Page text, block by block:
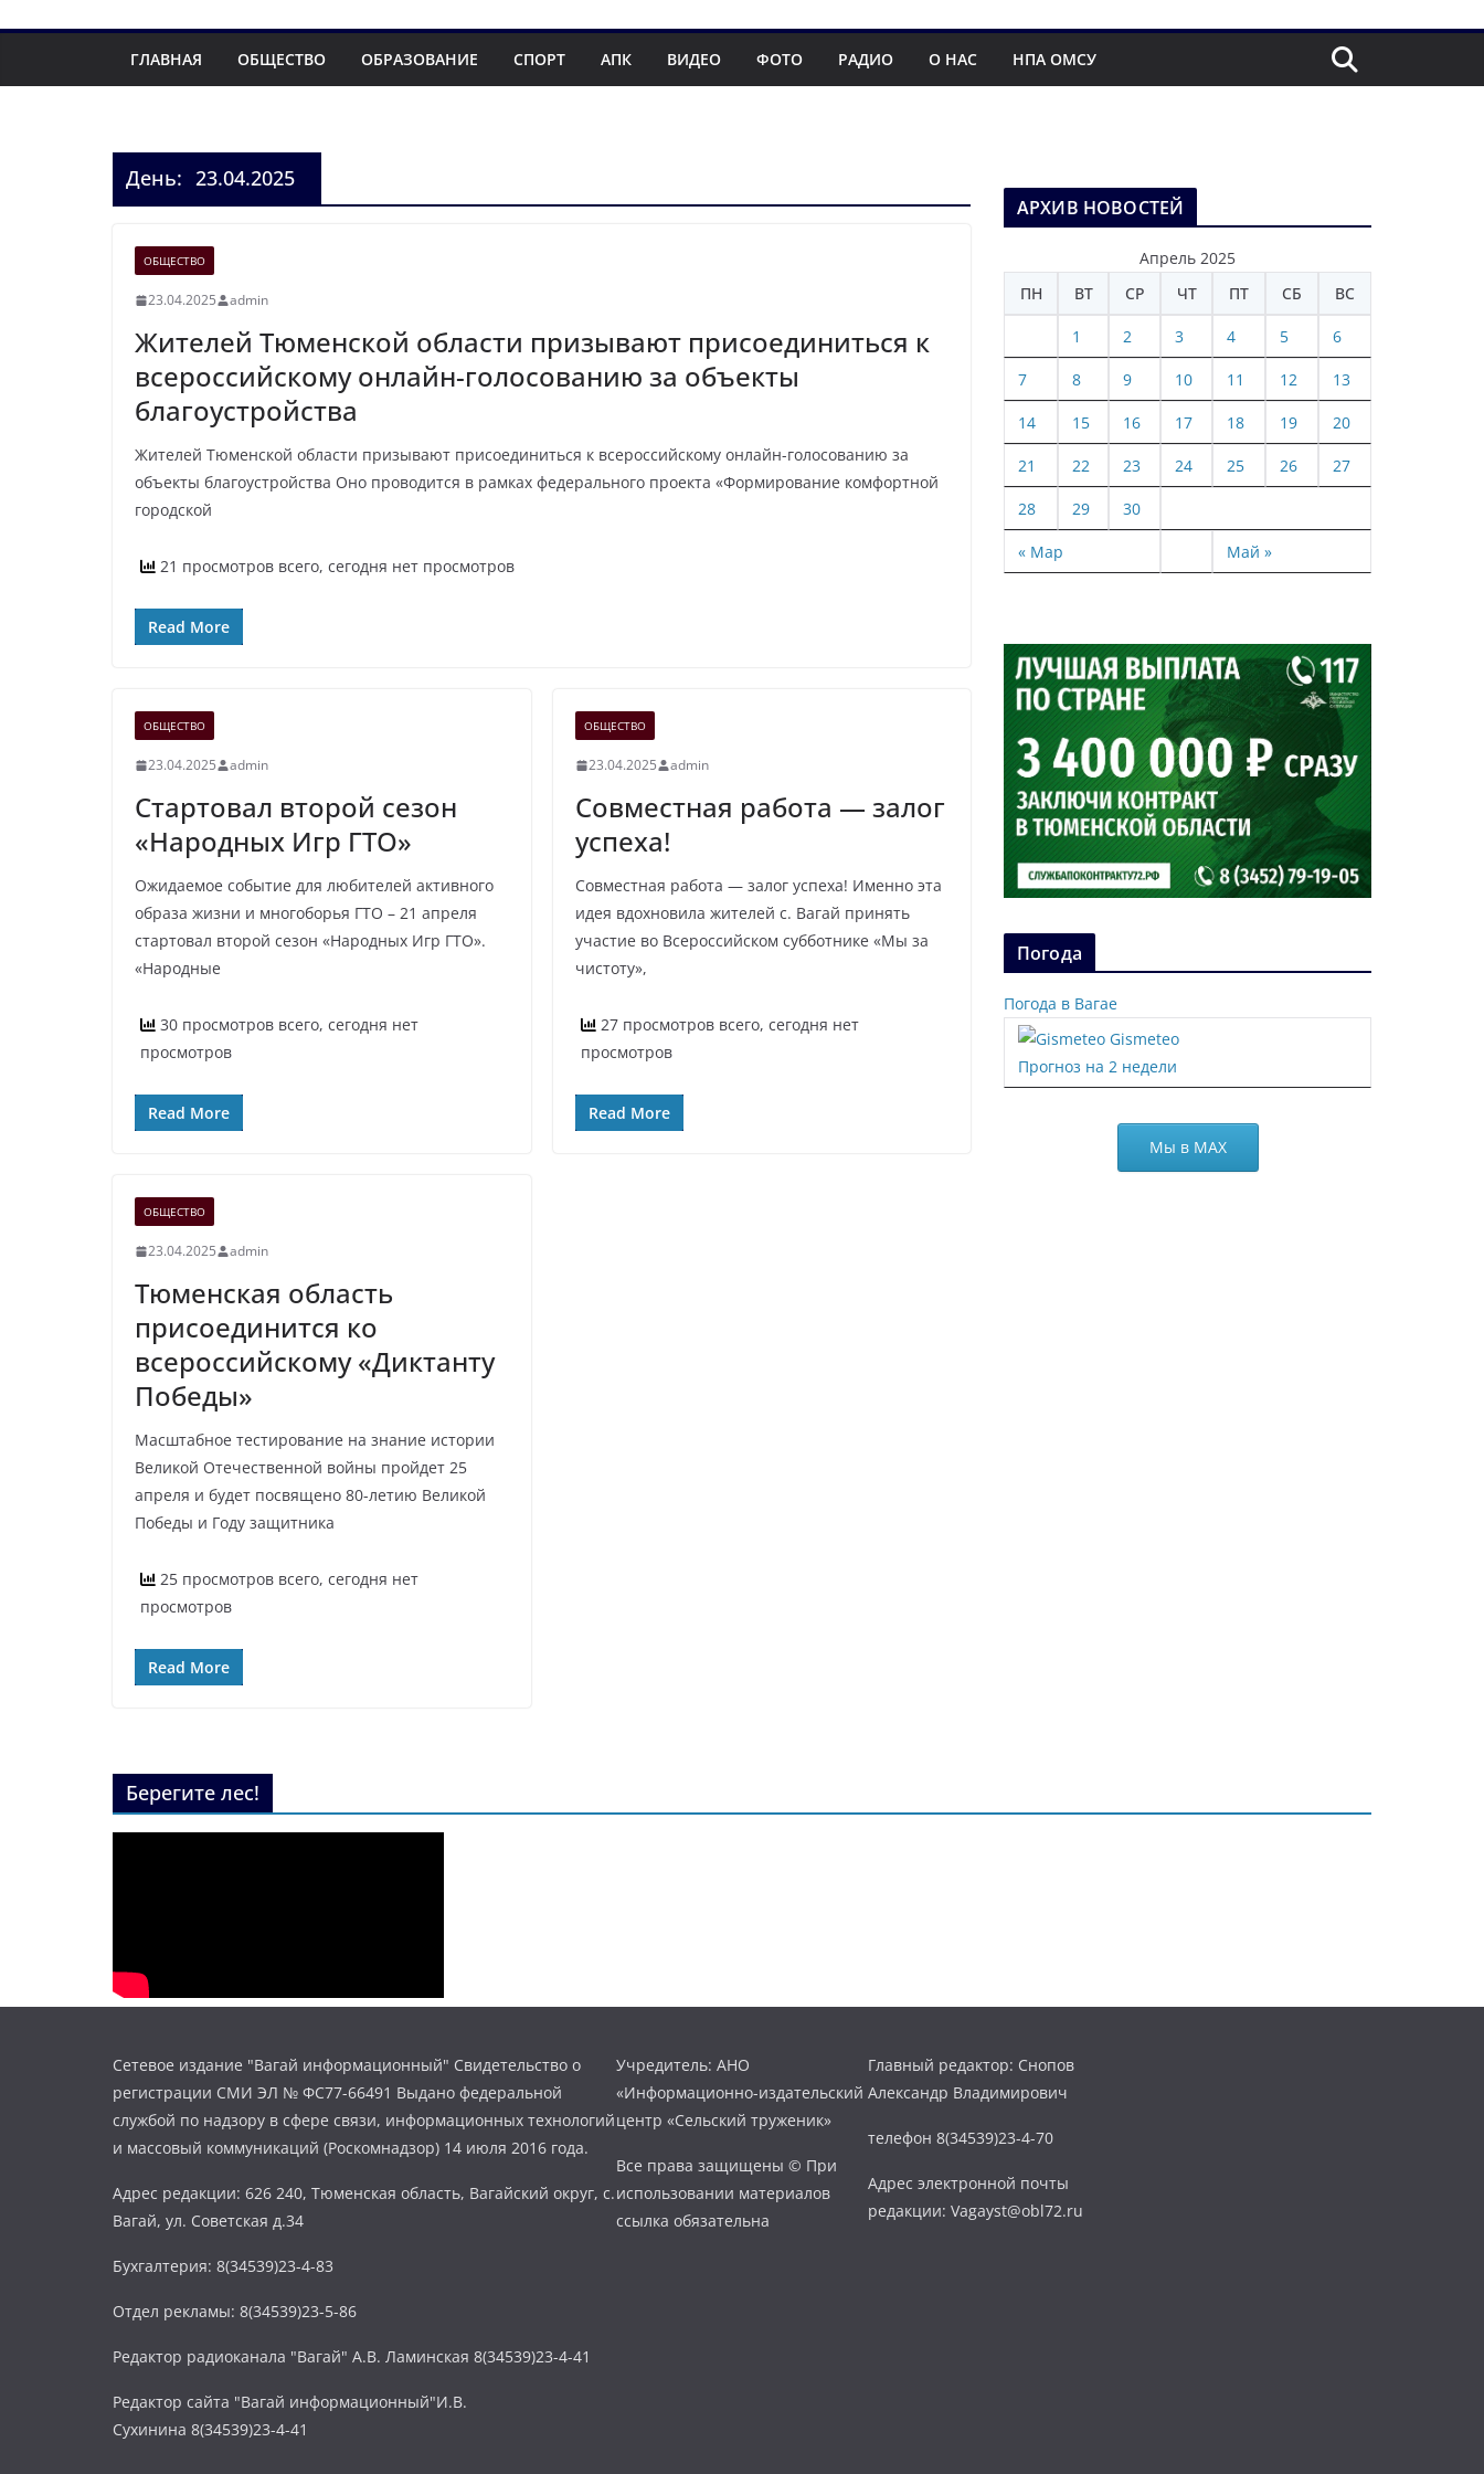
ГЛАВНАЯ ОБЩЕСТВО ОБРАЗОВАНИЕ СПОРТ АПК ВИДЕО ФОТО РАДИО О НАС НПА ОМСУ
День: 23.04.2025
ОБЩЕСТВО
23.04.2025 admin
Жителей Тюменской области призывают присоединиться к
всероссийскому онлайн-голосованию за объекты
благоустройства
Жителей Тюменской области призывают присоединиться к всероссийскому онлайн-голосованию за
объекты благоустройства Оно проводится в рамках федерального проекта «Формирование комфортной
городской
21 просмотров всего, сегодня нет просмотров
Read More
ОБЩЕСТВО
23.04.2025 admin
Стартовал второй сезон
«Народных Игр ГТО»
Ожидаемое событие для любителей активного
образа жизни и многоборья ГТО – 21 апреля
стартовал второй сезон «Народных Игр ГТО».
«Народные
30 просмотров всего, сегодня нет
просмотров
Read More
ОБЩЕСТВО
23.04.2025 admin
Совместная работа — залог
успеха!
Совместная работа — залог успеха! Именно эта
идея вдохновила жителей с. Вагай принять
участие во Всероссийском субботнике «Мы за
чистоту»,
27 просмотров всего, сегодня нет
просмотров
Read More
ОБЩЕСТВО
23.04.2025 admin
Тюменская область
присоединится ко
всероссийскому «Диктанту
Победы»
Масштабное тестирование на знание истории
Великой Отечественной войны пройдет 25
апреля и будет посвящено 80-летию Великой
Победы и Году защитника
25 просмотров всего, сегодня нет
просмотров
Read More
АРХИВ НОВОСТЕЙ
Апрель 2025
ПН
ВТ СР ЧТ ПТ СБ ВС
« Мар Май »
1 2 3 4 5 6
7 8 9 10 11 12 13
14 15 16 17 18 19 20
21 22 23 24 25 26 27
28 29 30
Погода
Погода в Вагае
Gismeteo
Прогноз на 2 недели
Мы в МАХ
Берегите лес!
Сетевое издание "Вагай информационный" Свидетельство о
регистрации СМИ ЭЛ № ФС77-66491 Выдано федеральной
службой по надзору в сфере связи, информационных технологий
и массовый коммуникаций (Роскомнадзор) 14 июля 2016 года.
Адрес редакции: 626 240, Тюменская область, Вагайский округ, с.
Вагай, ул. Советская д.34
Бухгалтерия: 8(34539)23-4-83
Отдел рекламы: 8(34539)23-5-86
Редактор радиоканала "Вагай" А.В. Ламинская 8(34539)23-4-41
Редактор сайта "Вагай информационный"И.В.
Сухинина 8(34539)23-4-41
Учредитель: АНО
«Информационно-издательский
центр «Сельский труженик»
Все права защищены © При
использовании материалов
ссылка обязательна
Главный редактор: Снопов
Александр Владимирович
телефон 8(34539)23-4-70
Адрес электронной почты
редакции: Vagayst@obl72.ru